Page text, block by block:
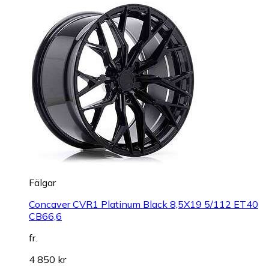
Fälgar
Concaver CVR1 Platinum Black 8,5X19 5/112 ET40
CB66,6
fr.
4 850 kr